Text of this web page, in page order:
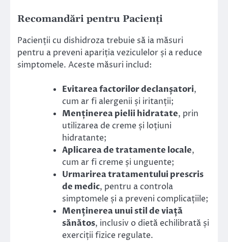
Recomandări pentru Pacienți
Pacienții cu dishidroza trebuie să ia măsuri
pentru a preveni apariția veziculelor și a reduce
simptomele. Aceste măsuri includ:
Evitarea factorilor declanșatori,
cum ar fi alergenii și iritanții;
Menținerea pielii hidratate, prin
utilizarea de creme și loțiuni
hidratante;
Aplicarea de tratamente locale,
cum ar fi creme și unguente;
Urmarirea tratamentului prescris
de medic, pentru a controla
simptomele și a preveni complicațiile;
Menținerea unui stil de viață
sănătos, inclusiv o dietă echilibrată și
exerciții fizice regulate.